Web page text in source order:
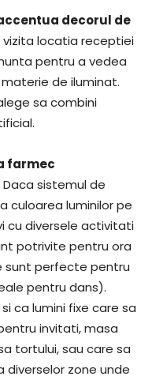
decorul de
vizita locatia receptiei
pentru a vedea
de iluminat.
sa combini
farmec
Daca sistemul de
culoarea luminilor pe
cu diversele activitati
potrivite pentru ora
sunt perfecte pentru
pentru dans).
ca lumini fixe care sa
invitati, masa
tortului, sau care sa
zone unde